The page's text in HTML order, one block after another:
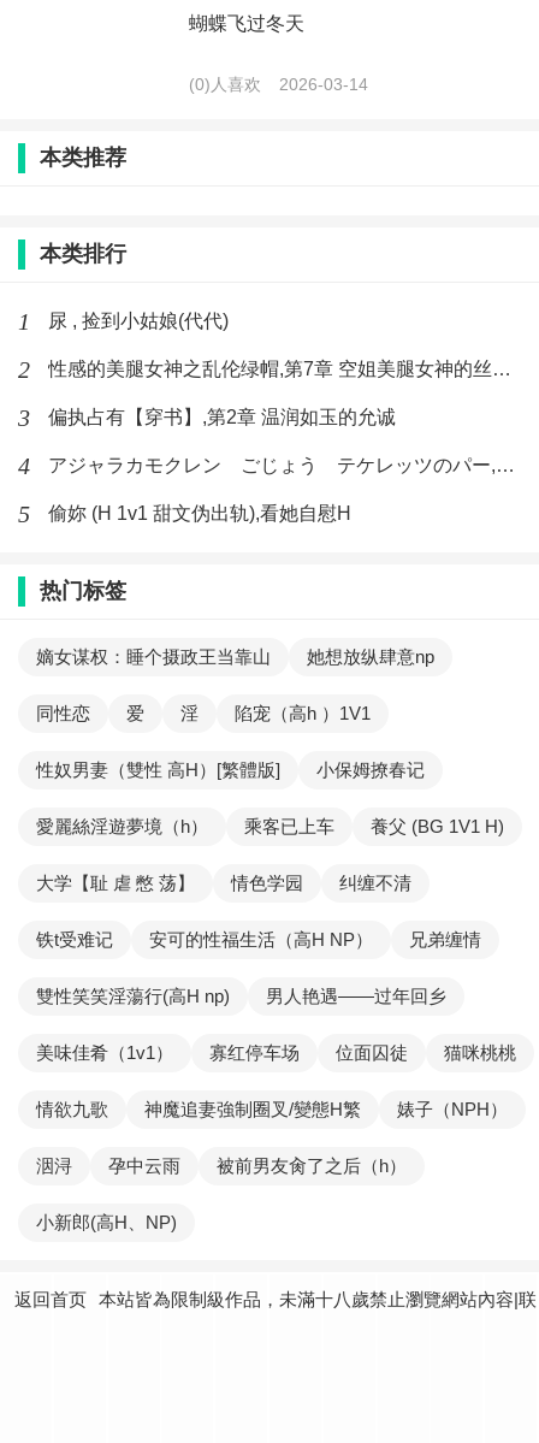
蝴蝶飞过冬天
(0)人喜欢 2026-03-14
本类推荐
本类排行
1 尿 , 捡到小姑娘(代代)
2 性感的美腿女神之乱伦绿帽,第7章 空姐美腿女神的丝袜足交
3 偏执占有【穿书】,第2章 温润如玉的允诚
4 アジャラカモクレン ごじょう テケレッツのパー,【No. 42 Rube Goldberg Machine】十四
5 偷妳 (H 1v1 甜文伪出轨),看她自慰H
热门标签
嫡女谋权：睡个摄政王当靠山 她想放纵肆意np
同性恋 爱 淫 陷宠（高h ）1V1
性奴男妻（雙性 高H）[繁體版] 小保姆撩春记
愛麗絲淫遊夢境（h） 乘客已上车 養父 (BG 1V1 H)
大学【耻 虐 憋 荡】 情色学园 纠缠不清
铁t受难记 安可的性福生活（高H NP） 兄弟缠情
雙性笑笑淫蕩行(高H np) 男人艳遇——过年回乡
美味佳肴（1v1） 寡红停车场 位面囚徒 猫咪桃桃
情欲九歌 神魔追妻強制圈叉/變態H繁 婊子（NPH）
洇浔 孕中云雨 被前男友肏了之后（h）
小新郎(高H、NP)
返回首页 本站皆為限制級作品，未滿十八歲禁止瀏覽網站內容|联